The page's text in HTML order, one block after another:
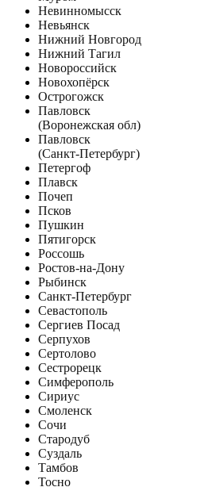
Невинномысск
Невьянск
Нижний Новгород
Нижний Тагил
Новороссийск
Новохопёрск
Острогожск
Павловск
(Воронежская обл)
Павловск
(Санкт-Петербург)
Петергоф
Плавск
Почеп
Псков
Пушкин
Пятигорск
Россошь
Ростов-на-Дону
Рыбинск
Санкт-Петербург
Севастополь
Сергиев Посад
Серпухов
Сертолово
Сестрорецк
Симферополь
Сириус
Смоленск
Сочи
Стародуб
Суздаль
Тамбов
Тосно